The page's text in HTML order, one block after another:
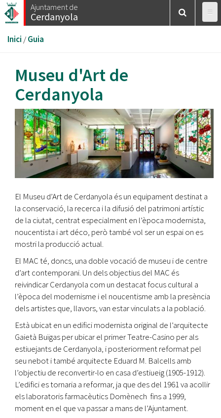
Vés
al
Ajuntament de
Cerdanyola
Esteu
aquí
Inici /Guia
Museu d'Art de
Cerdanyola
El Museu d’Art de Cerdanyola és un equipament destinat a
la conservació, la recerca i la difusió del patrimoni artístic
de la ciutat, centrat especialment en l’època modernista,
noucentista i art déco, però també vol ser un espai on es
mostri la producció actual.
El MAC té, doncs, una doble vocació de museu i de centre
d’art contemporani. Un dels objectius del MAC és
reivindicar Cerdanyola com un destacat focus cultural a
l’època del modernisme i el noucentisme amb la presència
dels artistes que, llavors, van estar vinculats a la població.
Està ubicat en un edifici modernista original de l’arquitecte
Gaietà Buïgas per ubicar el primer Teatre-Casino per als
estiuejants de Cerdanyola, i posteriorment reformat pel
seu nebot i també arquitecte Eduard M. Balcells amb
l’objectiu de reconvertir-lo en casa d’estiueig (1905-1912).
L’edifici es tornaria a reformar, ja que des del 1961 va acollir
els laboratoris farmacèutics Domènech fins a 1999,
moment en el que va passar a mans de l’Ajuntament.